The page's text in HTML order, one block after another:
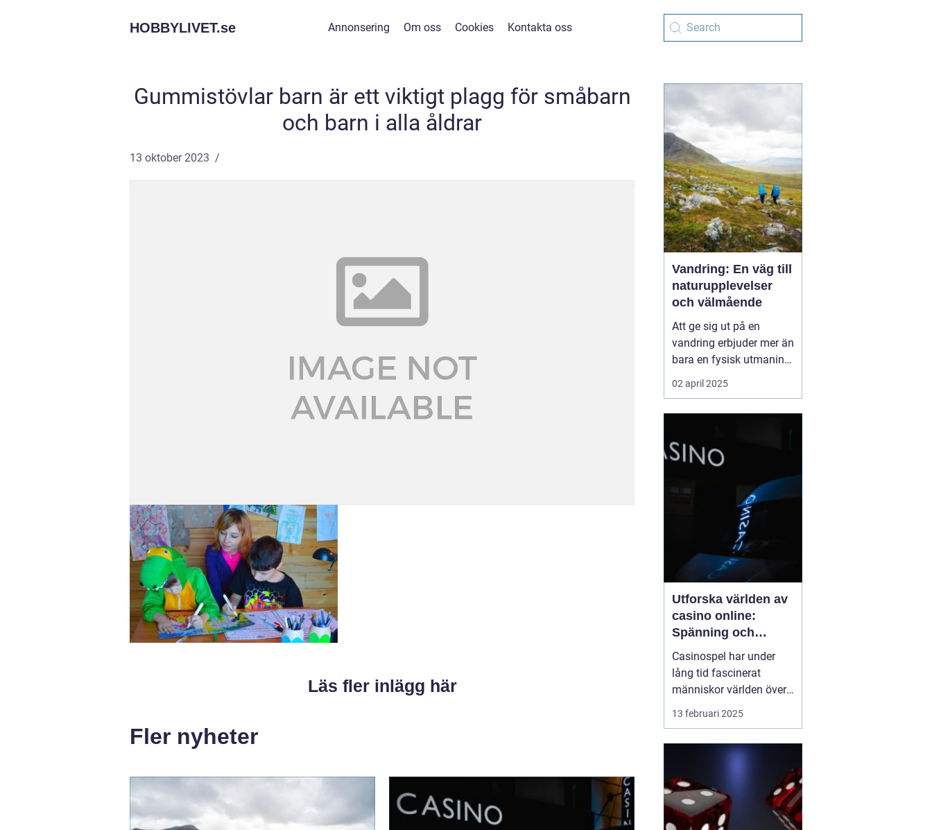
HOBBYLIVET.se Annonsering Om oss Cookies Kontakta oss
Gummistövlar barn är ett viktigt plagg för småbarn
och barn i alla åldrar
13 oktober 2023
Läs fler inlägg här
Fler nyheter
Vandring: En väg till
naturupplevelser
och välmående
Att ge sig ut på en
vandring erbjuder mer än
bara en fysisk utmaning;
det är en möjlighet att
återknyta kontakten med
Oavsett om det handlar
om en kort
skogspromenad eller...
02 april 2025
Utforska världen av
casino online:
Spänning och
underhållning
Casinospel har under
lång tid fascinerat
människor världen över
med sin unika
och tur. Från de
traditionella spelhålorna
i Las Vegas till dagens
moderna
onlineplattformar har ...
13 februari 2025